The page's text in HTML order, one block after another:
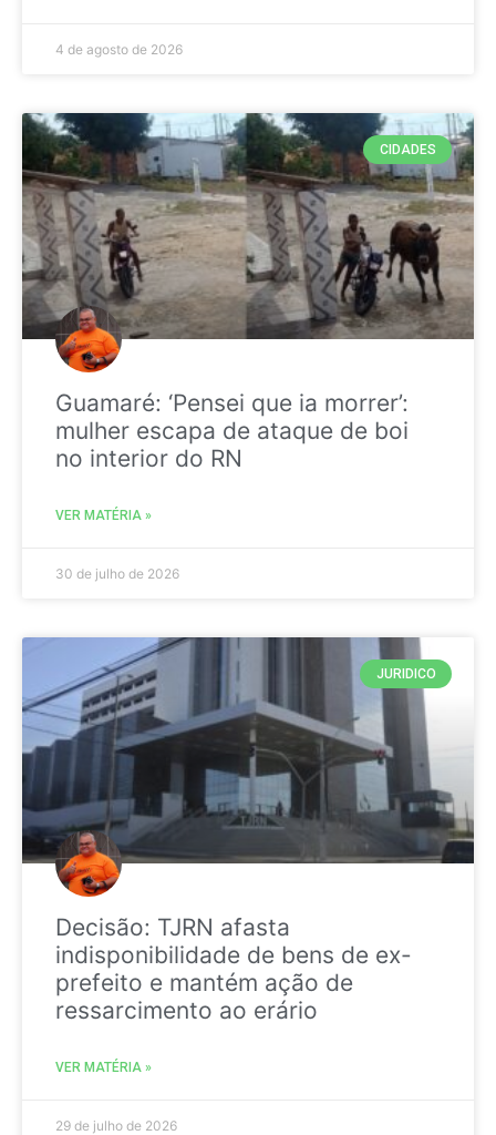
4 de agosto de 2026
CIDADES
Guamaré: ‘Pensei que ia morrer’:
mulher escapa de ataque de boi
no interior do RN
VER MATÉRIA »
30 de julho de 2026
JURIDICO
Decisão: TJRN afasta
indisponibilidade de bens de ex-
prefeito e mantém ação de
ressarcimento ao erário
VER MATÉRIA »
29 de julho de 2026